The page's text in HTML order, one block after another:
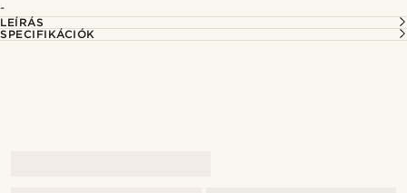
-
LEÍRÁS
SPECIFIKÁCIÓK